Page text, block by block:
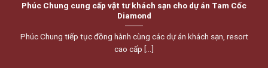
Phúc Chung cung cấp vật tư khách sạn cho dự án Tam Cốc
Diamond
Phúc Chung tiếp tục đồng hành cùng các dự án khách sạn, resort
cao cấp [...]